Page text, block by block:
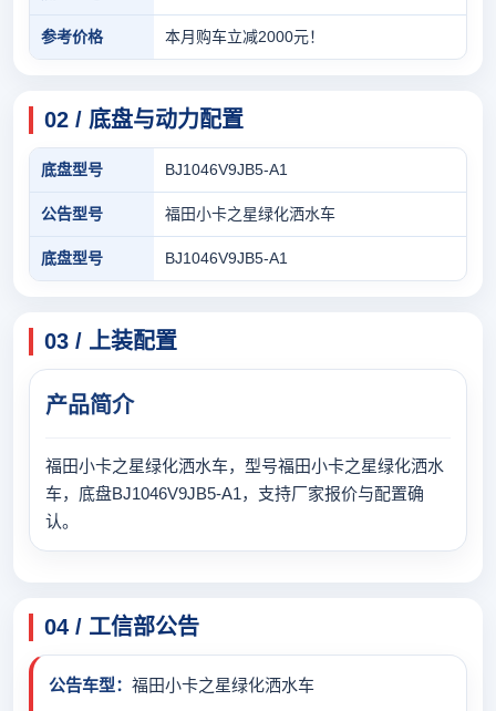
参考价格 本月购车立减2000元！
02 / 底盘与动力配置
底盘型号 BJ1046V9JB5-A1
公告型号 福田小卡之星绿化洒水车
底盘型号 BJ1046V9JB5-A1
03 / 上装配置
产品简介
福田小卡之星绿化洒水车，型号福田小卡之星绿化洒水
车，底盘BJ1046V9JB5-A1，支持厂家报价与配置确
认。
04 / 工信部公告
公告车型： 福田小卡之星绿化洒水车